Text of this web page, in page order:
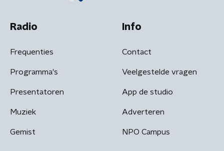
Radio
Frequenties
Programma's
Presentatoren
Muziek
Gemist
Info
Contact
Veelgestelde vragen
App de studio
Adverteren
NPO Campus